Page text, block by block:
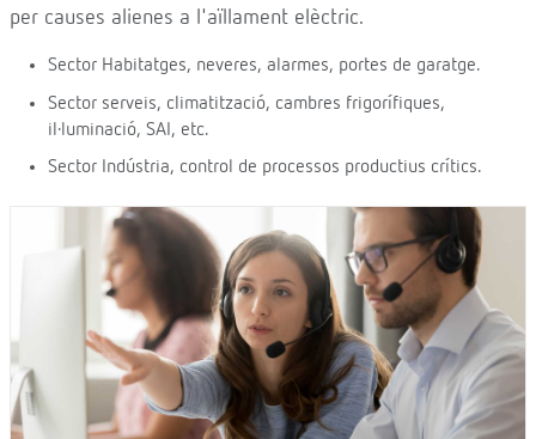
per causes alienes a l'aïllament elèctric.
Sector Habitatges, neveres, alarmes, portes de garatge.
Sector serveis, climatització, cambres frigorífiques,
il·luminació, SAI, etc.
Sector Indústria, control de processos productius crítics.